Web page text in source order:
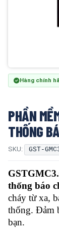
Hàng chính
PHẦN
THỐNG
SKU: GST-
thống báo
cháy từ xa,
thống. Đảm
bạn.